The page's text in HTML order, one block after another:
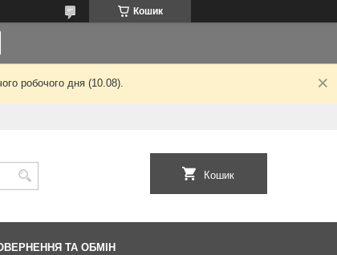
Кошик
робочого дня (10.08).
Кошик
ТА ОБМІН